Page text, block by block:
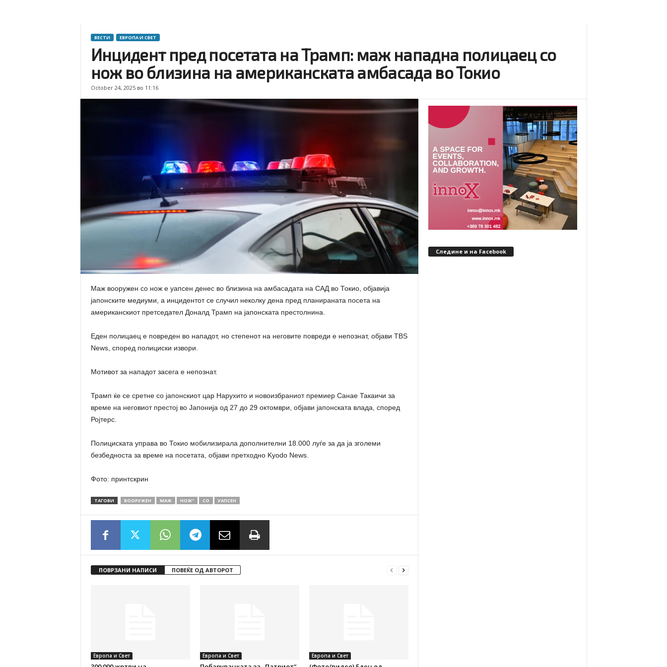
ВЕСТИ ЕВРОПА И СВЕТ
Инцидент пред посетата на Трамп: маж нападна полицаец со
нож во близина на американската амбасада во Токио
October 24, 2025 во 11:16
Маж вооружен со нож е уапсен денес во близина на амбасадата на САД во Токио, објавија
јапонските медиуми, а инцидентот се случил неколку дена пред планираната посета на
американскиот претседател Доналд Трамп на јапонската престолнина.
Еден полицаец е повреден во нападот, но степенот на неговите повреди е непознат, објави TBS
News, според полициски извори.
Мотивот за нападот засега е непознат.
Трамп ќе се сретне со јапонскиот цар Нарухито и новоизбраниот премиер Санае Такаичи за
време на неговиот престој во Јапонија од 27 до 29 октомври, објави јапонската влада, според
Ројтерс.
Полициската управа во Токио мобилизирала дополнителни 18.000 луѓе за да ја зголеми
безбедноста за време на посетата, објави претходно Kyodo News.
Фото: принтскрин
ТАГОВИ ВООРУЖЕН МАЖ НОЖ“ СО УАПСЕН
ПОВРЗАНИ НАПИСИ ПОВЕЌЕ ОД АВТОРОТ
Европа и Свет Европа и Свет Европа и Свет
Следине и на Facebook